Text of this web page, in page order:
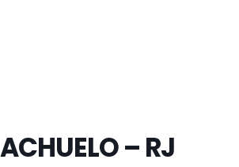
– RJ